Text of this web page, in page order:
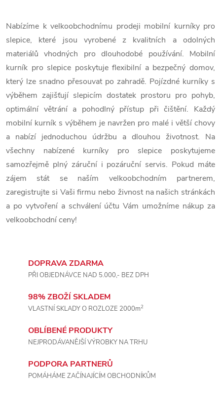
v
l
á
d
a
c
í
p
r
v
k
Nabízíme k velkoobchodnímu prodeji mobilní kurníky pro
slepice, které jsou vyrobené z kvalitních a odolných
materiálů vhodných pro dlouhodobé používání. Mobilní
kurník pro slepice poskytuje flexibilní a bezpečný domov,
který lze snadno přesouvat po zahradě. Pojízdné kurníky s
výběhem zajišťují slepicím dostatek prostoru pro pohyb,
optimální větrání a pohodlný přístup při čištění. Každý
mobilní kurník s výběhem je navržen pro malé i větší chovy
a nabízí jednoduchou údržbu a dlouhou životnost. Na
všechny nabízené kurníky pro slepice poskytujeme
samozřejmě plný záruční i pozáruční servis. Pokud máte
zájem stát se naším velkoobchodním partnerem,
zaregistrujte si Vaši firmu nebo živnost na našich stránkách
a po vytvoření a schválení účtu Vám umožníme nákup za
velkoobchodní ceny!
DOPRAVA ZDARMA
PŘI OBJEDNÁVCE NAD 5.000,- BEZ DPH
98% ZBOŽÍ SKLADEM
VLASTNÍ SKLADY O ROZLOZE 2000m2
OBLÍBENÉ PRODUKTY
NEJPRODÁVANĚJŠÍ VÝROBKY NA TRHU
PODPORA PARTNERŮ
POMÁHÁME ZAČÍNAJÍCÍM OBCHODNÍKŮM